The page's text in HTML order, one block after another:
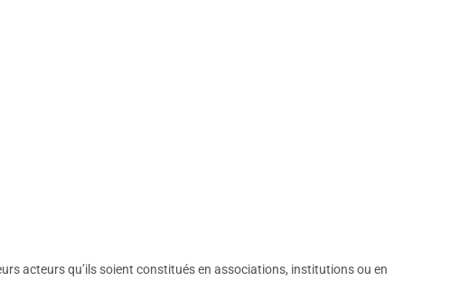
acteurs qu’ils soient constitués en associations, institutions ou en